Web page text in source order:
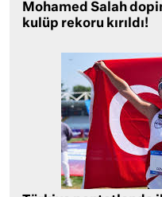
Mohamed Salah
kulüp rekoru kırıldı!